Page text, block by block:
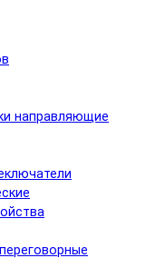
направляющие